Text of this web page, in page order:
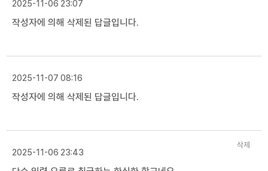
2025-11-06 23:07
작성자에 의해 삭제된 답글입니다.
2025-11-07 08:16
작성자에 의해 삭제된 답글입니다.
2025-11-06 23:43
삭제